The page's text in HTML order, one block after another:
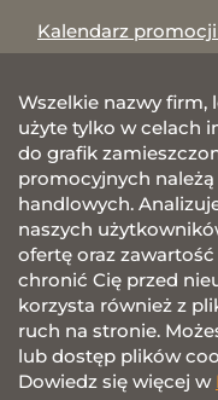
Kalendarz
Wszelkie nazwy firm,
użyte tylko w celach
do grafik
promocyjnych
handlowych.
naszych
ofertę oraz
chronić Cię przed
korzysta również z
ruch na stronie.
lub dostęp plików
Dowiedz się więcej w